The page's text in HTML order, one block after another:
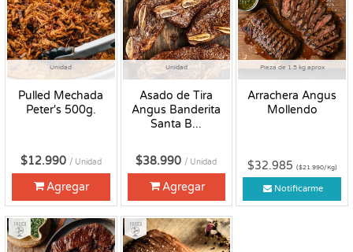
Unidad
Pulled Mechada
Peter's 500g.
$12.990 / Unidad
Agregar
Unidad
Asado de Tira
Angus Banderita
Santa B...
$38.990 / Unidad
Agregar
Pieza de 1.5 kg aprox
Arrachera Angus
Mollendo
$32.985 ($21.990/Kg)
Notificarme
Fresco Fresco